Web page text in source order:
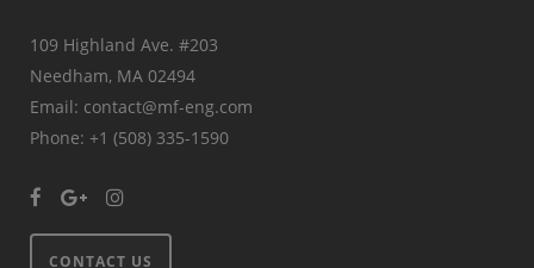
109 Highland Ave. #203
Needham, MA 02494
Email: contact@mf-eng.com
Phone: +1 (508) 335-1590
CONTACT US